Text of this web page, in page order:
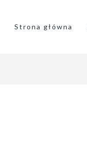
Strona główna